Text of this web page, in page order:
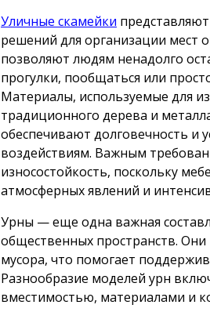
Уличные скамейки
решений для организации мест
позволяют людям ненадолго
прогулки, пообщаться или
Материалы, используемые для
традиционного дерева и
обеспечивают долговечность и
воздействиям. Важным
износостойкость, поскольку
атмосферных явлений и
Урны — еще одна важная
общественных пространств.
мусора, что помогает
Разнообразие моделей урн
вместимостью, материалами и